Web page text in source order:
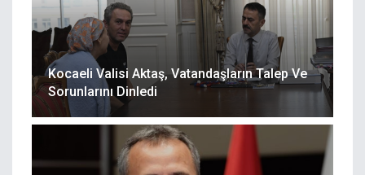
Kocaeli Valisi Aktaş, Vatandaşların Talep Ve
Sorunlarını Dinledi